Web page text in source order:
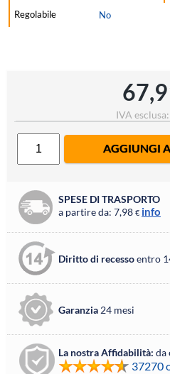
Regolabile No
IVA
AGGIUNGI
SPESE DI TRASPORTO
a partire da: 7,98 € info
Diritto di recessoentro
Garanzia 24 mesi
La nostra Affidabilità: da
37270